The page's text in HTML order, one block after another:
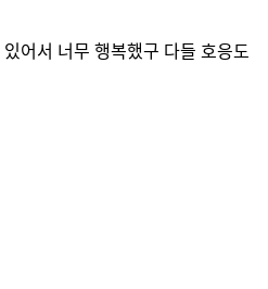
어서 너무 행복했구 다들 호응도